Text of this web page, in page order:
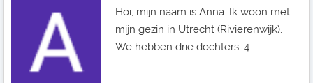
Hoi, mijn naam is Anna. Ik woon met
mijn gezin in Utrecht (Rivierenwijk).
We hebben drie dochters: 4...